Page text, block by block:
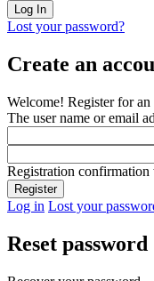
Lost your password?
Create an
Welcome! Register for an
The user name or email
Registration
Log in Lost your
Reset password